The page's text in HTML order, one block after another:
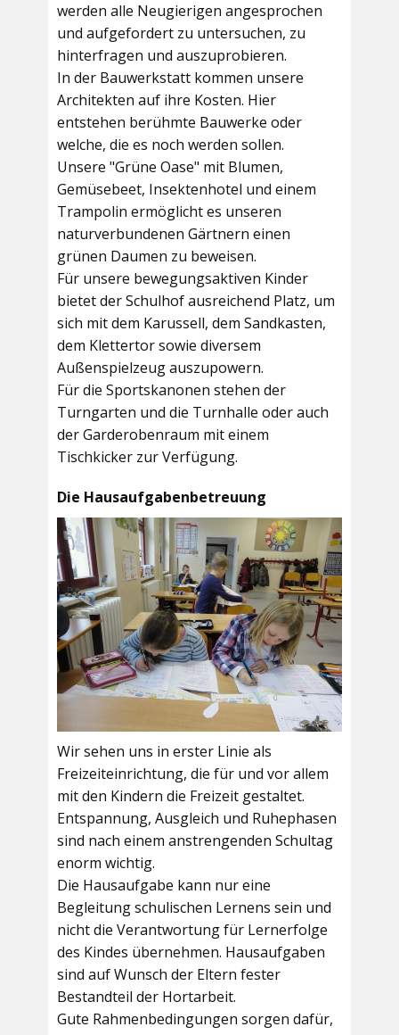
werden alle Neugierigen angesprochen
und aufgefordert zu untersuchen, zu
hinterfragen und auszuprobieren.
In der Bauwerkstatt kommen unsere
Architekten auf ihre Kosten. Hier
entstehen berühmte Bauwerke oder
welche, die es noch werden sollen.
Unsere "Grüne Oase" mit Blumen,
Gemüsebeet, Insektenhotel und einem
Trampolin ermöglicht es unseren
naturverbundenen Gärtnern einen
grünen Daumen zu beweisen.
Für unsere bewegungsaktiven Kinder
bietet derSchulhofausreichend Platz, um
sich mit dem Karussell, dem Sandkasten,
dem Klettertor sowie diversem
Außenspielzeug auszupowern.
Für die Sportskanonen stehen der
Turngarten und die Turnhalle oder auch
derGarderobenraum mit einem
Tischkicker zur Verfügung.
Die Hausaufgabenbetreuung
Wir sehen uns in erster Linie als
Freizeiteinrichtung, die für und vor allem
mit den Kindern die Freizeit gestaltet.
Entspannung, Ausgleich und Ruhephasen
sind nach einem anstrengenden Schultag
enorm wichtig.
Die Hausaufgabe kann nur eine
Begleitung schulischen Lernens sein und
nicht die Verantwortung für Lernerfolge
des Kindes übernehmen. Hausaufgaben
sind auf Wunsch der Eltern fester
Bestandteil der Hortarbeit.
Gute Rahmenbedingungen sorgen dafür,